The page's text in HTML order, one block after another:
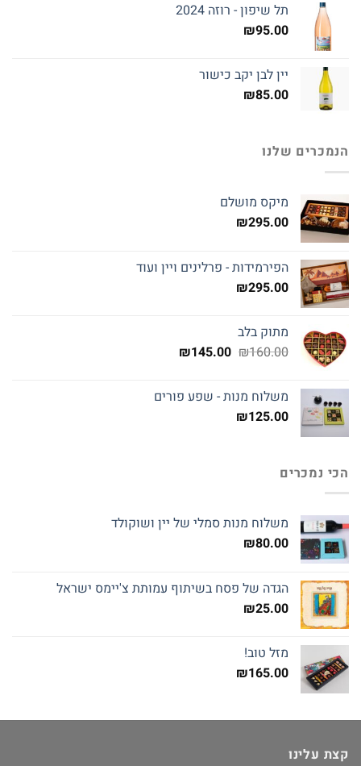
תל שיפון - רוזה 2024
₪95.00
יין לבן יקב כישור
₪85.00
הנמכרים שלנו
מיקס מושלם
₪295.00
הפירמידות - פרלינים ויין ועוד
₪295.00
מתוק בלב
₪160.00
המחיר
₪160.00.
₪145.00
המחיר
₪145.00.
משלוח מנות - שפע פורים
₪125.00
הכי נמכרים
משלוח מנות סמלי של יין ושוקולד
₪80.00
הגדה של פסח בשיתוף עמותת צ'יימס ישראל
₪25.00
מזל טוב!
₪165.00
קצת עלינו